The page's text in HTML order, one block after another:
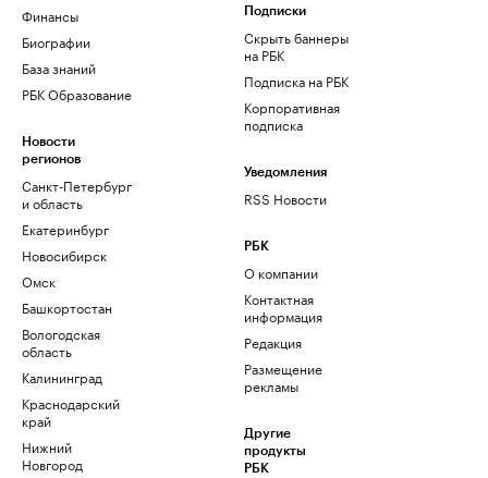
Финансы
Биографии
База знаний
РБК Образование
Новости
регионов
Санкт-Петербург
и область
Екатеринбург
Новосибирск
Омск
Башкортостан
Вологодская
область
Калининград
Краснодарский
край
Нижний
Новгород
Подписки
Скрыть баннеры
на РБК
Подписка на РБК
Корпоративная
подписка
Уведомления
RSS Новости
РБК
О компании
Контактная
информация
Редакция
Размещение
рекламы
Другие
продукты
РБК